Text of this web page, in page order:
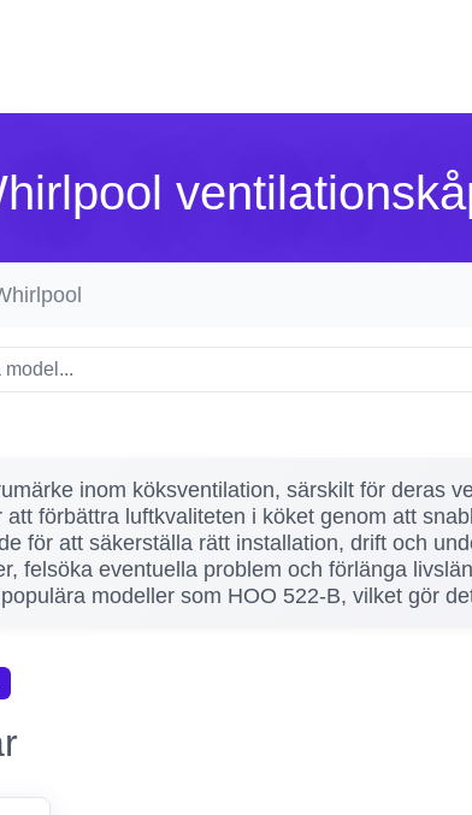
inom köksventilation, särskilt för deras
förbättra luftkvaliteten i köket genom att
för att säkerställa rätt installation, drift och
felsöka eventuella problem och förlänga
modeller som HOO 522-B, vilket gör